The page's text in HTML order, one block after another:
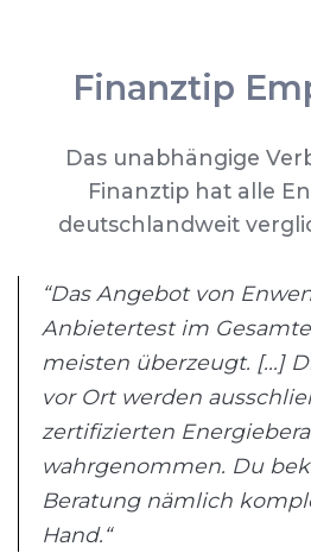
Finanztip
Das unabhängige
Finanztip hat alle
deutschlandweit
“Das Angebot von
Anbietertest im
meisten überzeugt. [...]
vor Ort werden
zertifizierten
wahrgenommen. Du
Beratung nämlich
Hand.“